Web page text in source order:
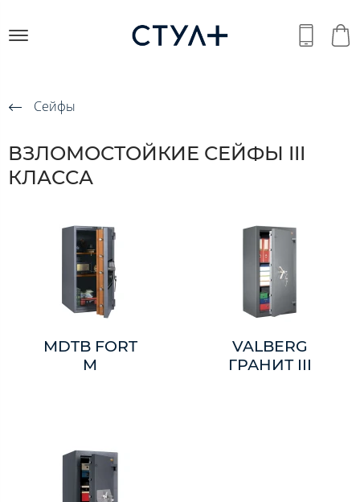
Сейфы
ВЗЛОМОСТОЙКИЕ СЕЙФЫ III
КЛАССА
MDTB FORT
M
VALBERG
ГРАНИТ III